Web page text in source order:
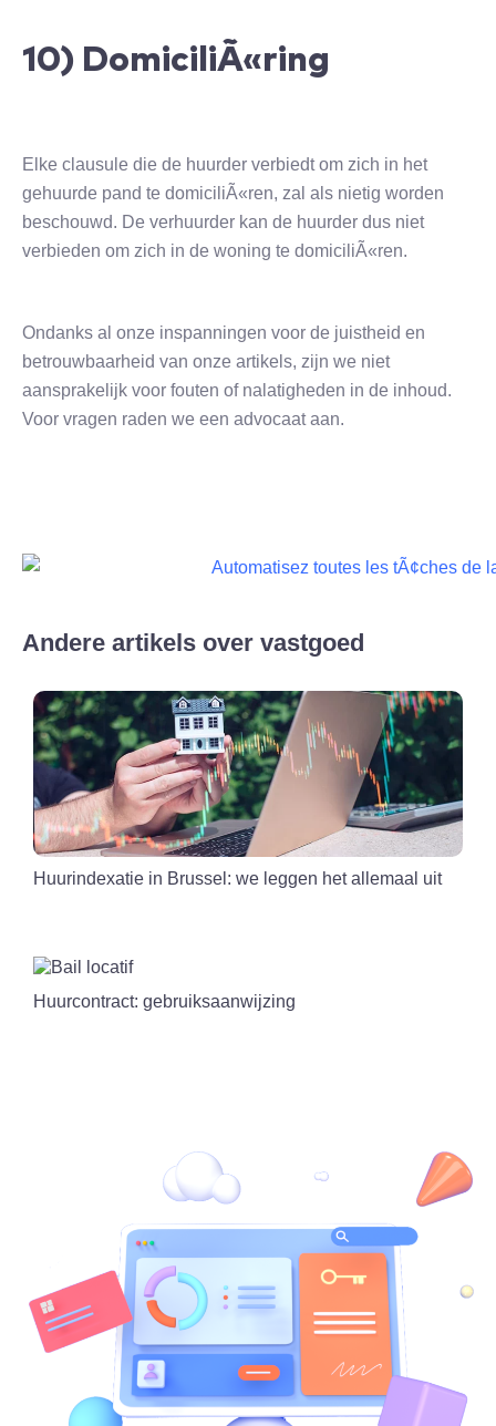
10) DomiciliÃ«ring
Elke clausule die de huurder verbiedt om zich in het
gehuurde pand te domiciliÃ«ren, zal als nietig worden
beschouwd. De verhuurder kan de huurder dus niet
verbieden om zich in de woning te domiciliÃ«ren.
Ondanks al onze inspanningen voor de juistheid en
betrouwbaarheid van onze artikels, zijn we niet
aansprakelijk voor fouten of nalatigheden in de inhoud.
Voor vragen raden we een advocaat aan.
Andere artikels over vastgoed
Huurindexatie in Brussel: we leggen het allemaal uit
Huurcontract: gebruiksaanwijzing